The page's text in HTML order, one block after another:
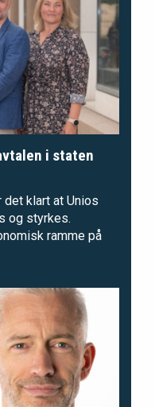
i staten
klart at Unios
og styrkes.
ramme på